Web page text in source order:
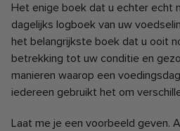
Het enige boek dat u echter echt
dagelijks logboek van uw
het belangrijkste boek dat u ooit
betrekking tot uw conditie en
manieren waarop een
iedereen gebruikt het om
Laat me je een voorbeeld geven.